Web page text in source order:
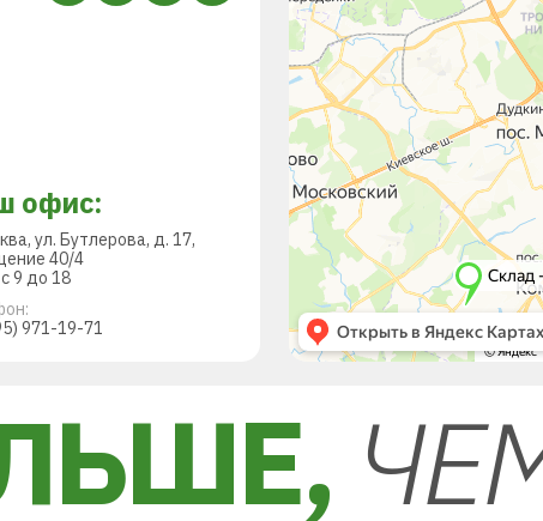
офис:
ул. Бутлерова, д. 17,
40/4
с 9 до 18
971-19-71